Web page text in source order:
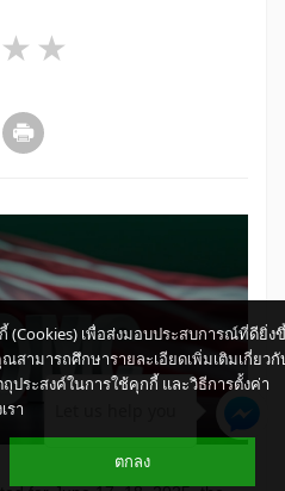
4 stars
3 stars
(Cookies) เพื่อส่งมอบประสบการณ์ที่ดียิ่ง
สามารถศึกษารายละเอียดเพิ่มเติมเกี่ยวกั
ประสงค์ในการใช้คุกกี้ และวิธีการตั้งค่า
รา
ตกลง